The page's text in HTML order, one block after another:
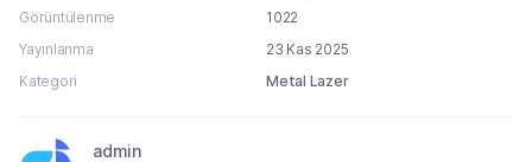
Görüntülenme
1022
Yayınlanma
23 Kas 2025
Kategori
Metal Lazer
admin